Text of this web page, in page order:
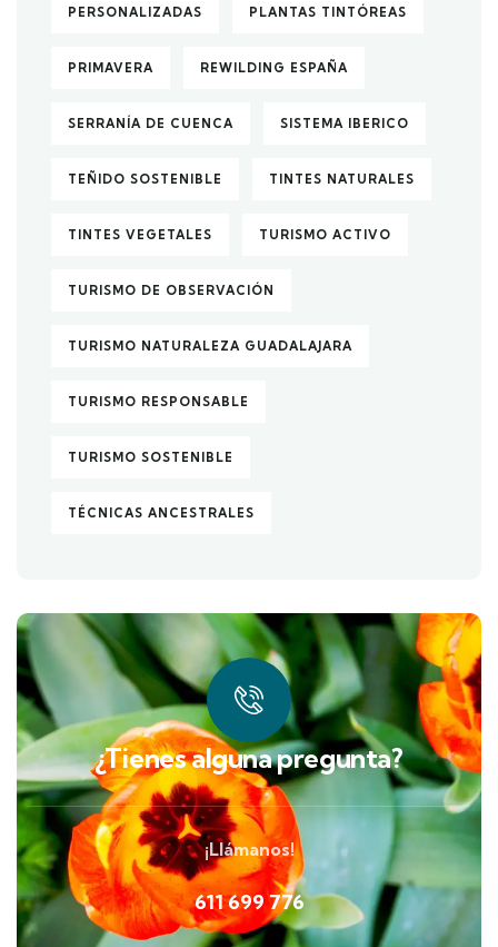
PERSONALIZADAS PLANTAS TINTÓREAS
PRIMAVERA REWILDING ESPAÑA
SERRANÍA DE CUENCA SISTEMA IBERICO
TEÑIDO SOSTENIBLE TINTES NATURALES
TINTES VEGETALES TURISMO ACTIVO
TURISMO DE OBSERVACIÓN
TURISMO NATURALEZA GUADALAJARA
TURISMO RESPONSABLE
TURISMO SOSTENIBLE
TÉCNICAS ANCESTRALES
¿Tienes alguna pregunta?
¡Llámanos!
611 699 776